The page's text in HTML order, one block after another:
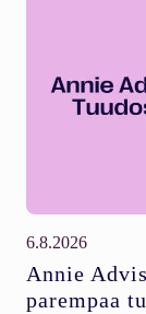
Annie
parempaa
6.8.2026